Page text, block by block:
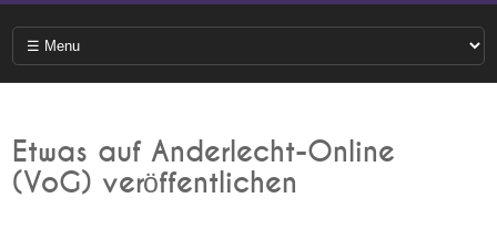
Etwas auf Anderlecht-Online
(VoG) veröffentlichen